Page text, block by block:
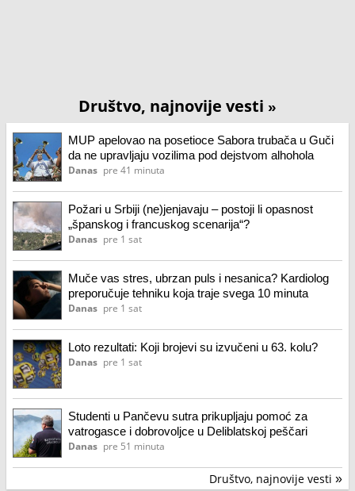
Društvo, najnovije vesti »
MUP apelovao na posetioce Sabora trubača u Guči
da ne upravljaju vozilima pod dejstvom alhohola
Danas pre 41 minuta
Požari u Srbiji (ne)jenjavaju – postoji li opasnost
„španskog i francuskog scenarija“?
Danas pre 1 sat
Muče vas stres, ubrzan puls i nesanica? Kardiolog
preporučuje tehniku koja traje svega 10 minuta
Danas pre 1 sat
Loto rezultati: Koji brojevi su izvučeni u 63. kolu?
Danas pre 1 sat
Studenti u Pančevu sutra prikupljaju pomoć za
vatrogasce i dobrovoljce u Deliblatskoj peščari
Danas pre 51 minuta
Društvo, najnovije vesti »